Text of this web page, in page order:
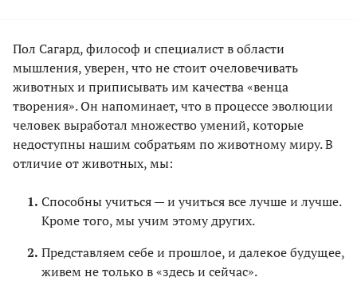
Пол Сагард, философ и специалист в области
мышления, уверен, что не стоит очеловечивать
животных и приписывать им качества «венца
творения». Он напоминает, что в процессе эволюции
человек выработал множество умений, которые
недоступны нашим собратьям по животному миру. В
отличие от животных, мы:
Способны учиться — и учиться все лучше и лучше.
Кроме того, мы учим этому других.
Представляем себе и прошлое, и далекое будущее,
живем не только в «здесь и сейчас».